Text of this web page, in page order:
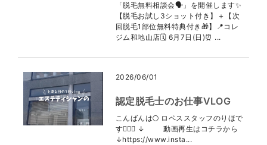
「脱毛無料相談会🗣️」を開催します✨
【脱毛お試し3ショット付き】＋【次
回脱毛1部位無料特典付き🎁】📍コレ
ジム和地山店🗓 6月7日(日)⏰ ...
2026/06/01
認定脱毛士のお仕事VLOG
こんばんは🌕 ロペススタッフのりほで
す👩🏻‍⚕️ ↓ 動画再生はコチラから
↓https://www.insta...